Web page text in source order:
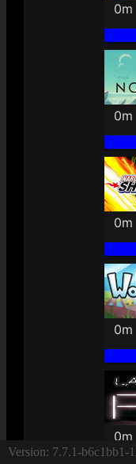
0m
0m
0m
0m
0m
Version: 7.7.1-b6c1bb1-